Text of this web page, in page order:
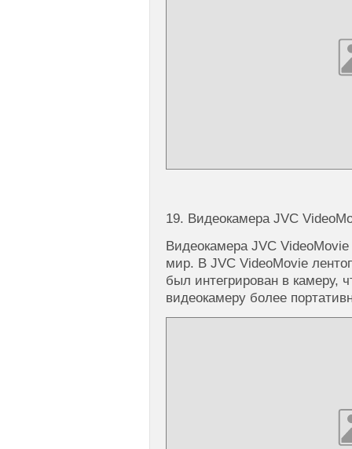
19. Видеокамера JVC
Видеокамера JVC
мир. В JVC VideoMovie
был интегрирован в камеру,
видеокамеру более